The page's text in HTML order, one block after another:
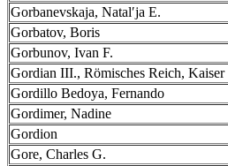
Gorbanevskaja, Natalʹja E.
Gorbatov, Boris
Gorbunov, Ivan F.
Gordian III., Römisches Reich, Kaiser
Gordillo Bedoya, Fernando
Gordimer, Nadine
Gordion
Gore, Charles G.